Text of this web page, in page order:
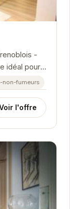
-
idéal pour
non-fumeurs
l'offre